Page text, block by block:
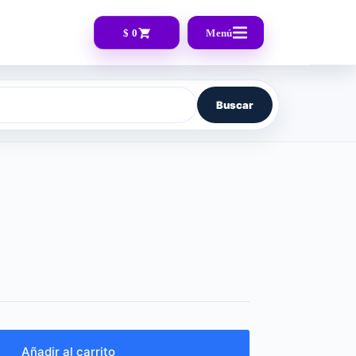
$ 0 Menú
Buscar
Añadir al carrito